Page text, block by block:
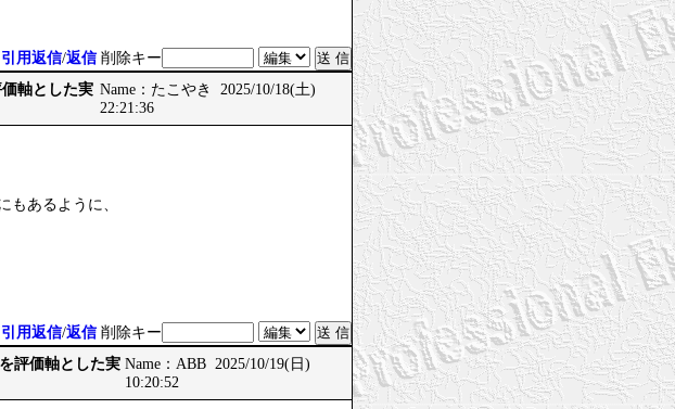
引用返信/返信 削除キー
軸とした実 Name：たこやき 2025/10/18(土)
22:21:36
もあるように、
引用返信/返信 削除キー
評価軸とした実 Name：ABB 2025/10/19(日)
10:20:52